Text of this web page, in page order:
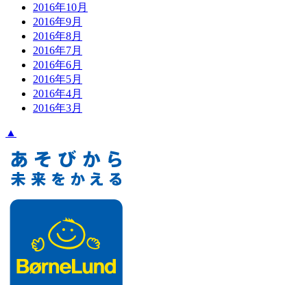
2016年10月
2016年9月
2016年8月
2016年7月
2016年6月
2016年5月
2016年4月
2016年3月
▲